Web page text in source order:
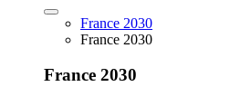
France 2030
France 2030
France 2030